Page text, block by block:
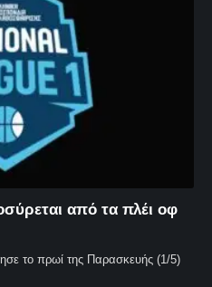
από τα πλέι οφ
το πρωί της Παρασκευής (1/5)